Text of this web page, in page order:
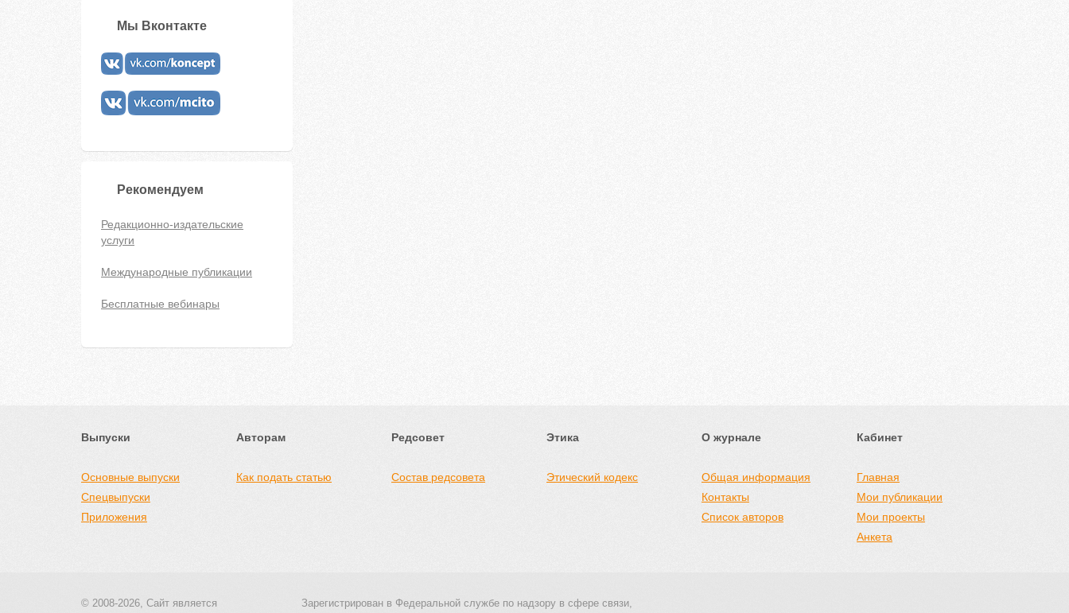
Мы Вконтакте
Рекомендуем
Редакционно-издательские
услуги
Международные публикации
Бесплатные вебинары
Выпуски
Основные выпуски
Спецвыпуски
Приложения
Авторам
Как подать статью
Редсовет
Состав редсовета
Этика
Этический кодекс
О журнале
Общая информация
Контакты
Список авторов
Кабинет
Главная
Мои публикации
Мои проекты
Анкета
© 2008-2026, Сайт является
Зарегистрирован в Федеральной службе по надзору в сфере связи,